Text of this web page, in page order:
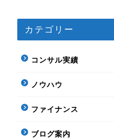
カテゴリー
コンサル実績
ノウハウ
ファイナンス
ブログ案内